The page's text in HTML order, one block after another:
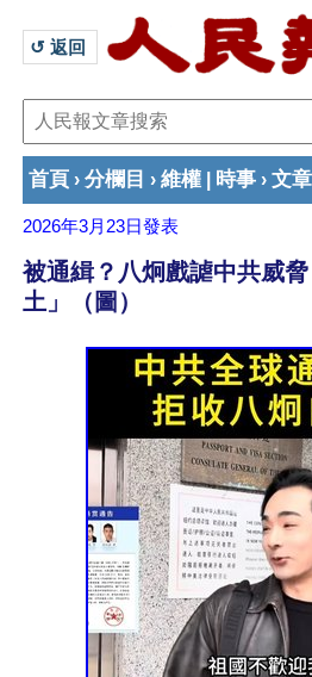
↺ 返回
首頁 › 分欄目 › 維權 時事 › 文章
2026年3月23日發表
被通緝？八炯戲謔中共威
土」（圖）